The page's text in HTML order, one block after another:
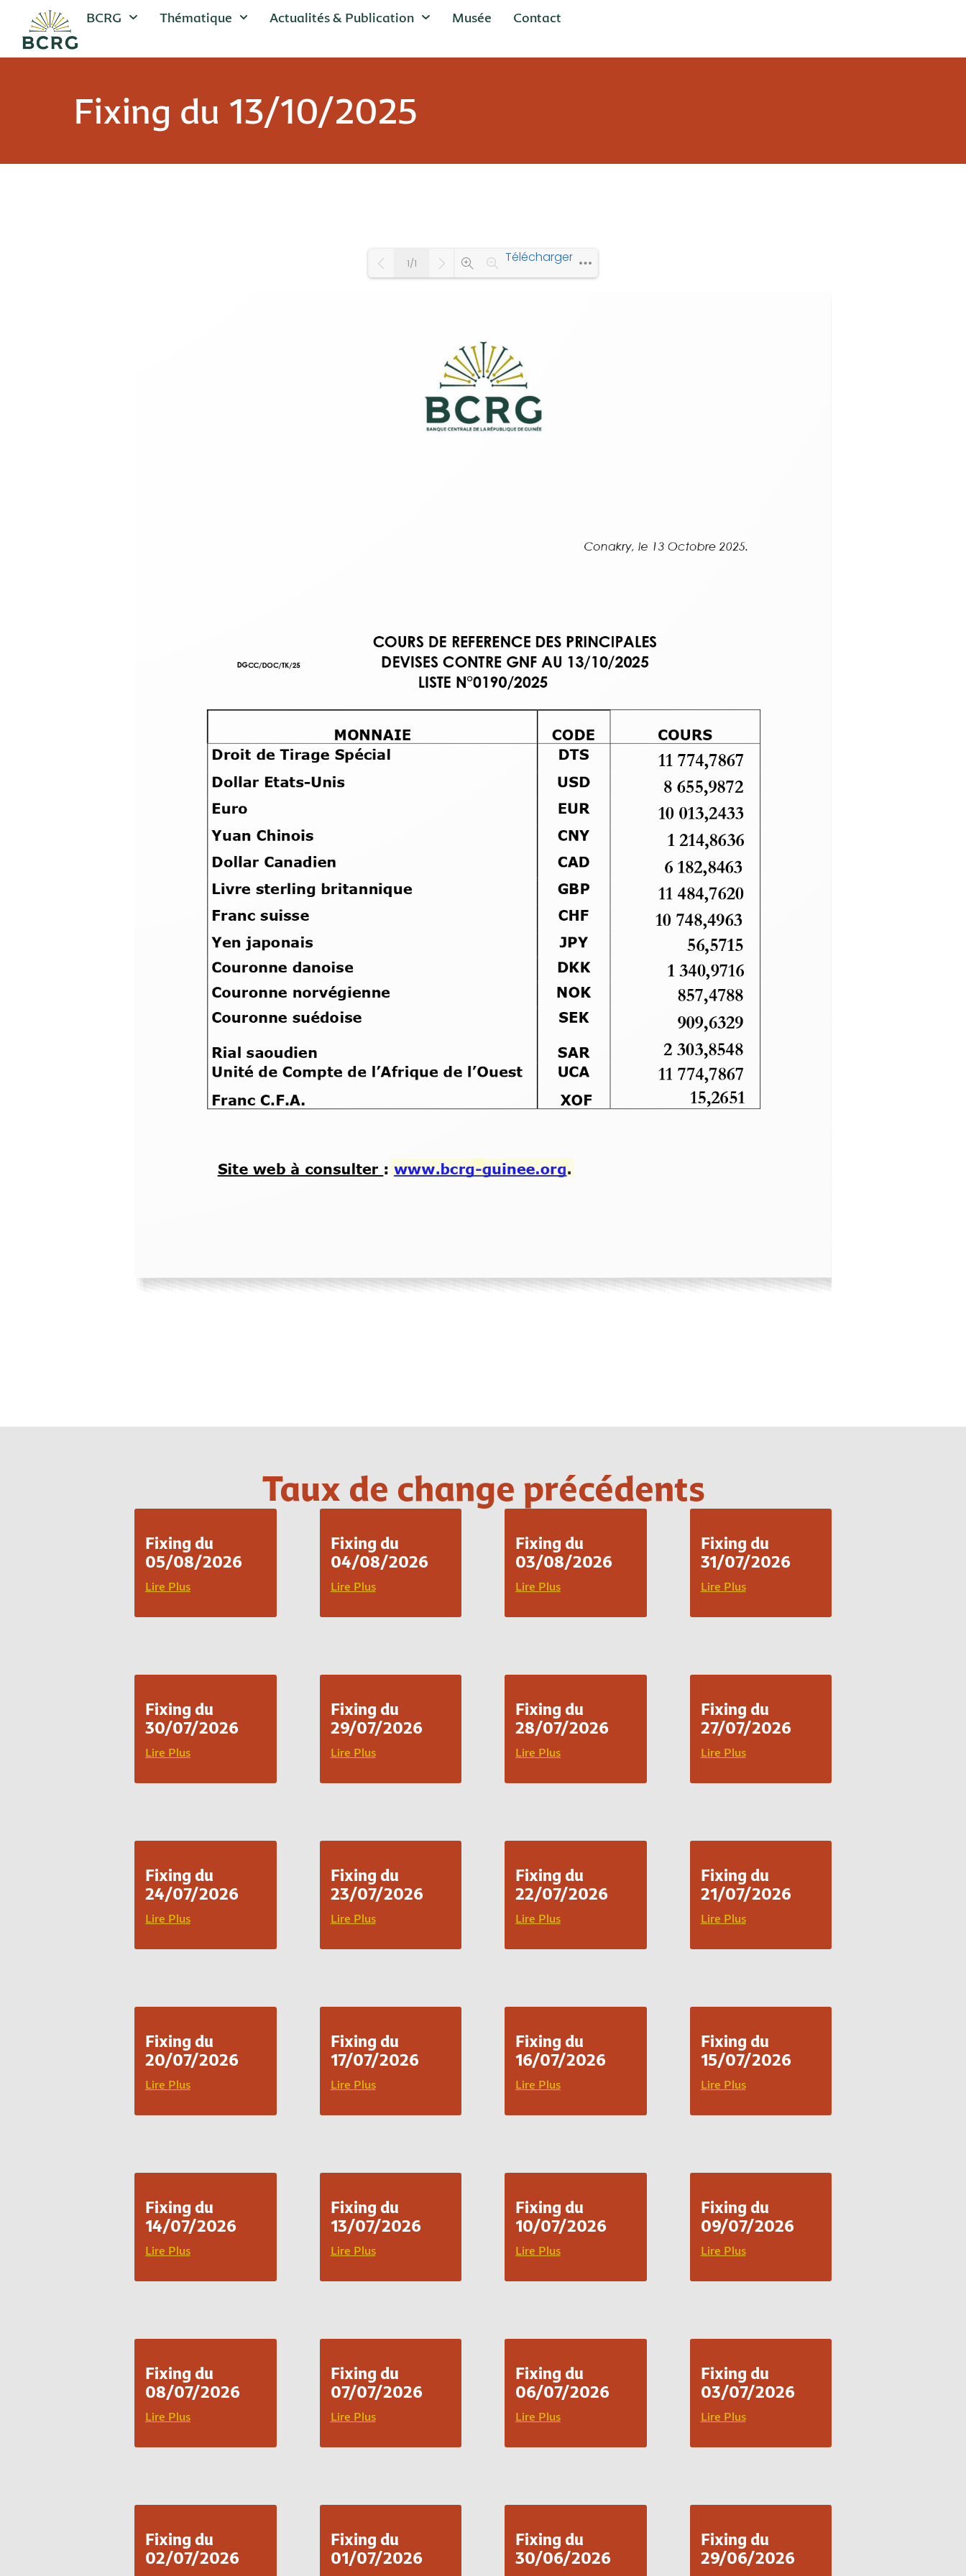
BCRG Thématique Actualités & Publication Musée Contact
Fixing du 13/10/2025
1/1 Télécharger
Taux de change précédents
Fixing du
05/08/2026
Lire Plus
Fixing du
04/08/2026
Lire Plus
Fixing du
03/08/2026
Lire Plus
Fixing du
31/07/2026
Lire Plus
Fixing du
30/07/2026
Lire Plus
Fixing du
29/07/2026
Lire Plus
Fixing du
28/07/2026
Lire Plus
Fixing du
27/07/2026
Lire Plus
Fixing du
24/07/2026
Lire Plus
Fixing du
23/07/2026
Lire Plus
Fixing du
22/07/2026
Lire Plus
Fixing du
21/07/2026
Lire Plus
Fixing du
20/07/2026
Lire Plus
Fixing du
17/07/2026
Lire Plus
Fixing du
16/07/2026
Lire Plus
Fixing du
15/07/2026
Lire Plus
Fixing du
14/07/2026
Lire Plus
Fixing du
13/07/2026
Lire Plus
Fixing du
10/07/2026
Lire Plus
Fixing du
09/07/2026
Lire Plus
Fixing du
08/07/2026
Lire Plus
Fixing du
07/07/2026
Lire Plus
Fixing du
06/07/2026
Lire Plus
Fixing du
03/07/2026
Lire Plus
Fixing du
02/07/2026
Fixing du
01/07/2026
Fixing du
30/06/2026
Fixing du
29/06/2026